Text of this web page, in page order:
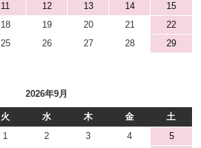
11 12 13 14
15
18 19 20 21
22
25 26 27 28
29
2026年9月
火 水 木 金
土
1
2 3 4
5